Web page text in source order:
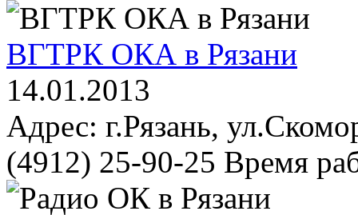
ВГТРК ОКА в Рязани
14.01.2013
Адрес: г.Рязань,
(4912) 25-90-25 Время